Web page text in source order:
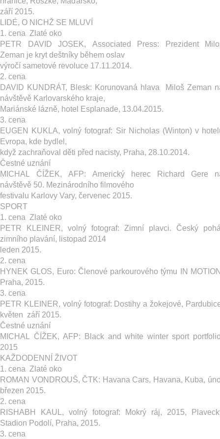
září 2015.
LIDÉ, O NICHŽ SE MLUVÍ
1. cena ­ Zlaté oko
PETR DAVID JOSEK, Associated Press: P​rezident
Zeman je kryt deštníky během oslav
výročí sametové revoluce 17.11.2014.
2. cena
DAVID KUNDRÁT, Blesk: ​Korunovaná hlava ­ Miloš Zeman
návštěvě Karlovarského kraje,
Mariánské lázně, hotel Esplanade, 13.04.2015.
3. cena
EUGEN KUKLA, volný fotograf: ​Sir Nicholas (Winton) v
Evropa, kde bydlel,
když zachraňoval děti před nacisty, Praha, 28.10.2014.
Čestné uznání
MICHAL ČÍŽEK, AFP: ​Americký herec Richard Gere
návštěvě 50. Mezinárodního filmového
festivalu Karlovy Vary, červenec 2015.
SPORT
1. cena ­ Zlaté oko
PETR KLEINER, volný fotograf: ​Zimní plavci. Český
zimního plavání, listopad 2014 ­
leden 2015.
2. cena
HYNEK GLOS, Euro: ​Členové parkourového týmu IN
Praha, 2015.
3. cena
PETR KLEINER, volný fotograf: ​Dostihy a žokejové,
květen ­ září 2015.
Čestné uznání
MICHAL ČÍŽEK, AFP: ​Black and white winter sport
2015
KAŽDODENNÍ ŽIVOT
1. cena ­ Zlaté oko
ROMAN VONDROUŠ, ČTK: H​avana Cars, Havana, Kuba,
březen 2015.
2. cena
RISHABH KAUL, volný fotograf: ​Mokrý ráj, 2015,
Stadion Podolí, Praha, 2015.
3. cena